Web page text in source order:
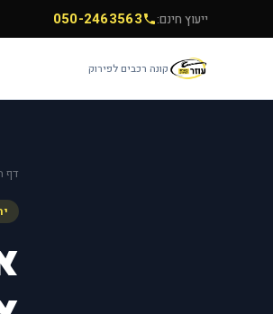
ייעוץ חינם: 050-2463563
קונה רכבים לפירוק
דף